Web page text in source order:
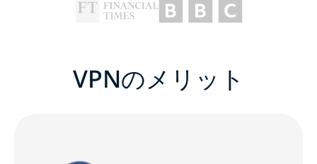
VPNのメリット